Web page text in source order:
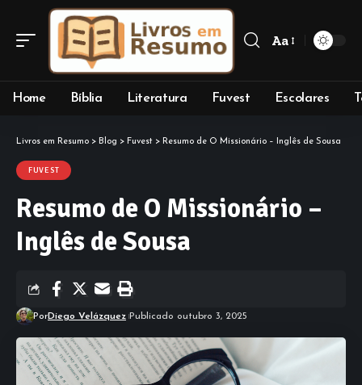
Font
Aa
Home Bíblia Literatura Fuvest Escolares
Livros em Resumo > Blog > Fuvest > Resumo de O Missionário – Inglês de Sousa
FUVEST
Resumo de O Missionário –
Inglês de Sousa
PorDiego Velázquez Publicado outubro 3, 2025